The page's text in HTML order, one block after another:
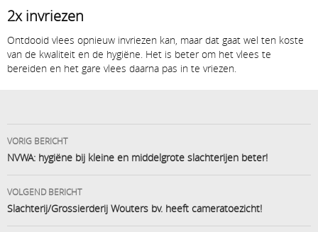
2x invriezen
Ontdooid vlees opnieuw invriezen kan, maar dat gaat wel ten koste
van de kwaliteit en de hygiëne. Het is beter om het vlees te
bereiden en het gare vlees daarna pas in te vriezen.
Bericht
navigatie
VORIG BERICHT
NVWA: hygiëne bij kleine en middelgrote slachterijen beter!
VOLGEND BERICHT
Slachterij/Grossierderij Wouters bv. heeft cameratoezicht!